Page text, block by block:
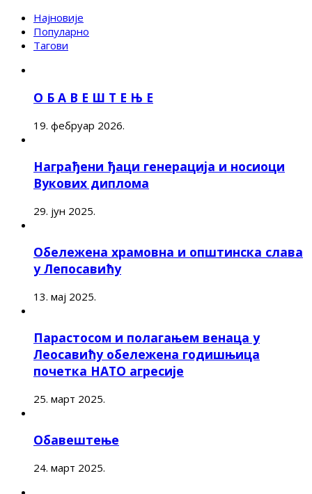
Најновије
Популарно
Тагови
О Б А В Е Ш Т Е Њ Е
19. фебруар 2026.
Награђени ђаци генерација и носиоци
Вукових диплома
29. јун 2025.
Обележена храмовна и општинска слава
у Лепосавићу
13. мај 2025.
Парастосом и полагањем венаца у
Леосавићу обележена годишњица
почетка НАТО агресије
25. март 2025.
Обавештење
24. март 2025.